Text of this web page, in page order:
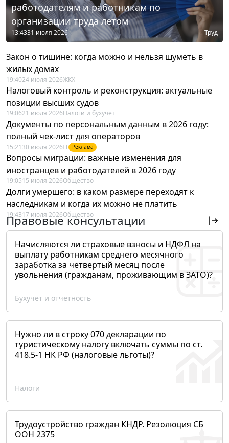
работодателям и работникам по
организации труда летом
13:4331 июля 2026 Труд
Закон о тишине: когда можно и нельзя шуметь в
жилых домах
19:4024 июля 2026ЖКХ
Налоговый контроль и реконструкция: актуальные
позиции высших судов
19:0621 июля 2026Налоги и бухучет
Документы по персональным данным в 2026 году:
полный чек-лист для операторов
15:21 30 июля 2026IT Реклама
Вопросы миграции: важные изменения для
иностранцев и работодателей в 2026 году
19:0515 июля 2026Общество
Долги умершего: в каком размере переходят к
наследникам и когда их можно не платить
19:4317 июля 2026Общество
Правовые консультации
Начисляются ли страховые взносы и НДФЛ на
выплату работникам среднего месячного
заработка за четвертый месяц после
увольнения (гражданам, проживающим в ЗАТО)?
Бухучет и отчетность
Нужно ли в строку 070 декларации по
туристическому налогу включать суммы по ст.
418.5-1 НК РФ (налоговые льготы)?
Налоги
Трудоустройство граждан КНДР. Резолюция СБ
ООН 2375